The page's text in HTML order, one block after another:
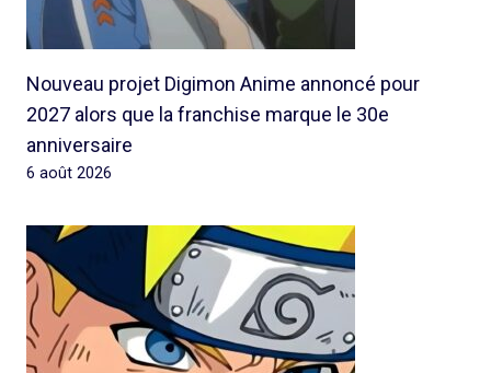
Nouveau projet Digimon Anime annoncé pour
2027 alors que la franchise marque le 30e
anniversaire
6 août 2026